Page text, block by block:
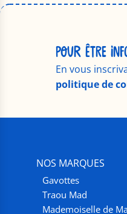
POUR ÊTRE
En vous
politique de
NOS MARQUES
Gavottes
Traou Mad
Mademoiselle de